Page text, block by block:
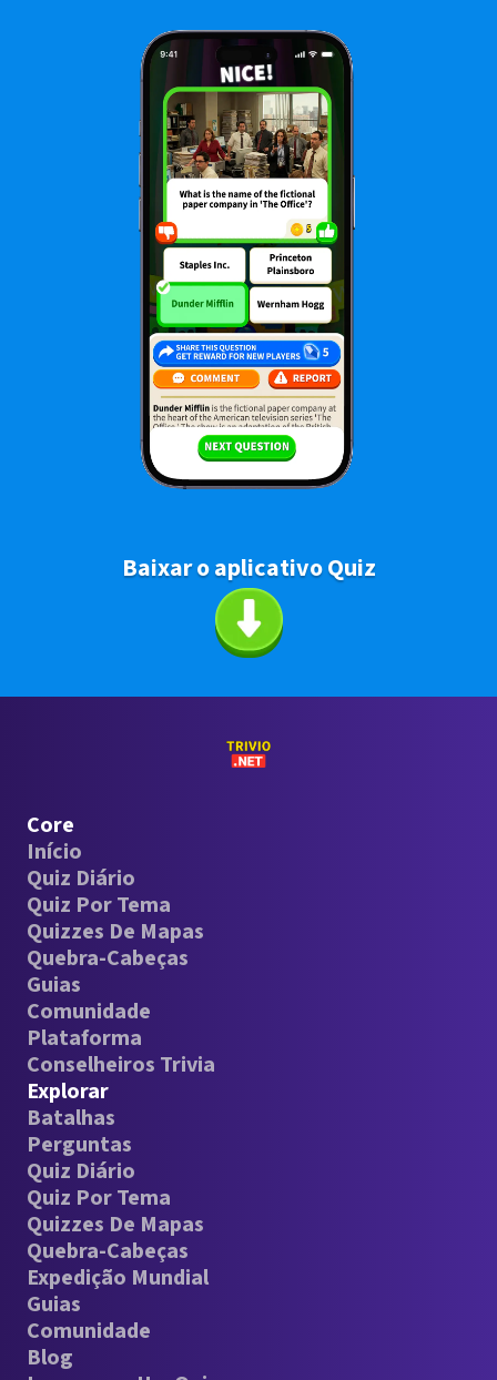
Baixar o aplicativo Quiz
Core
Início
Quiz Diário
Quiz Por Tema
Quizzes De Mapas
Quebra-Cabeças
Guias
Comunidade
Plataforma
Conselheiros Trivia
Explorar
Batalhas
Perguntas
Quiz Diário
Quiz Por Tema
Quizzes De Mapas
Quebra-Cabeças
Expedição Mundial
Guias
Comunidade
Blog